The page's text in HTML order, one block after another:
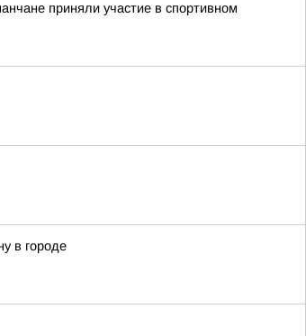
приняли участие в спортивном
в городе